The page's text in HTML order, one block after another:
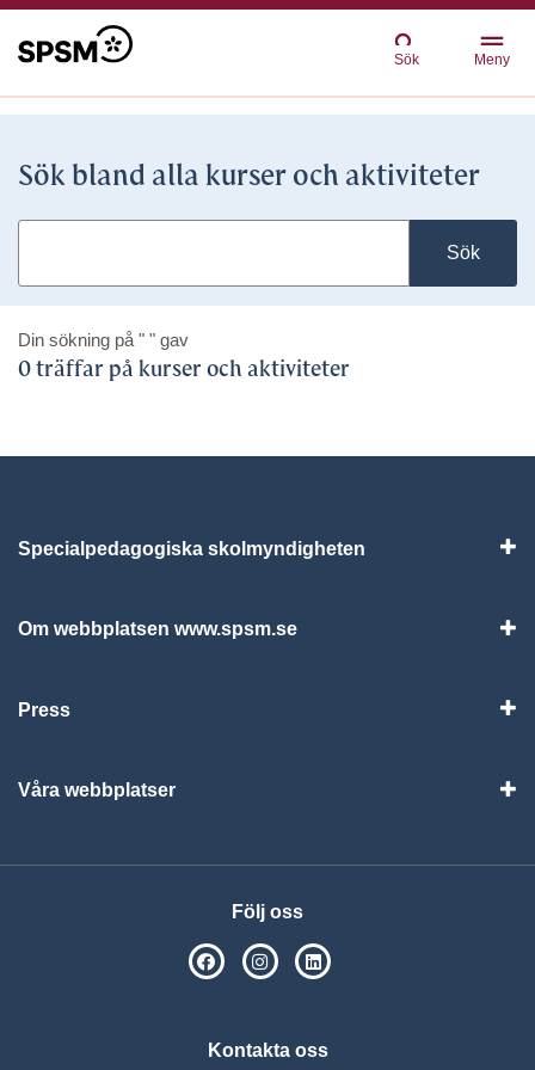
Sök Meny
Sök bland alla kurser och aktiviteter
Sök
Din sökning på " " gav
0 träffar på kurser och aktiviteter
Specialpedagogiska skolmyndigheten
Om webbplatsen www.spsm.se
Press
Våra webbplatser
Följ oss
SPSM på Facebook
SPSM på Instagram
Kontakta oss